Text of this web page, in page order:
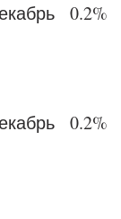
0.2%
0.2%